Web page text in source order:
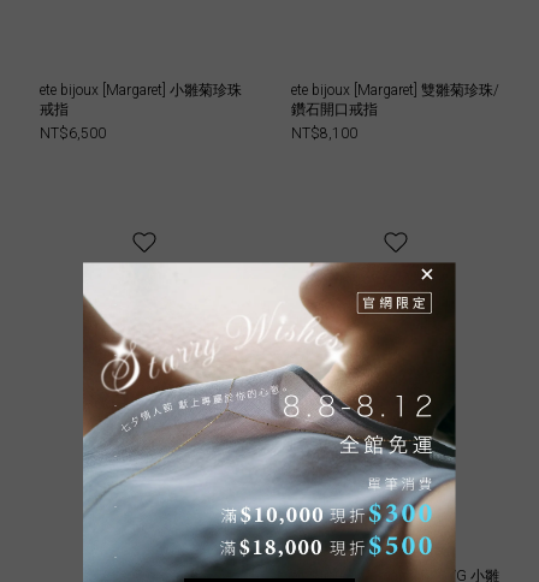
ete bijoux [Margaret] 小雛菊珍珠
戒指
NT$6,500
ete bijoux [Margaret] 雙雛菊珍珠/
鑽石開口戒指
NT$8,100
ete bijoux [Margaret] K18YG 小雛